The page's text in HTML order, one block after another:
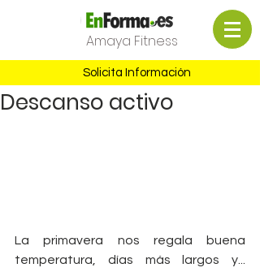
Amaya Fitness
Solicita Información
Descanso activo
La primavera nos regala buena
temperatura, días más largos y...